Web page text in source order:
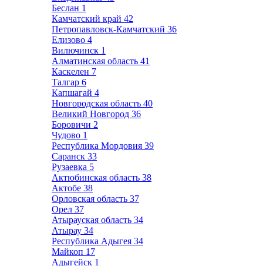
Беслан 1
Камчатский край 42
Петропавловск-Камчатский 36
Елизово 4
Вилючинск 1
Алматинская область 41
Каскелен 7
Талгар 6
Капшагай 4
Новгородская область 40
Великий Новгород 36
Боровичи 2
Чудово 1
Республика Мордовия 39
Саранск 33
Рузаевка 5
Актюбинская область 38
Актобе 38
Орловская область 37
Орел 37
Атырауская область 34
Атырау 34
Республика Адыгея 34
Майкоп 17
Адыгейск 1